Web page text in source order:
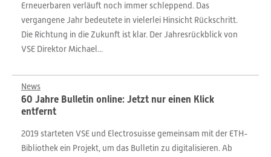
Erneuerbaren verläuft noch immer schleppend. Das
vergangene Jahr bedeutete in vielerlei Hinsicht Rückschritt.
Die Richtung in die Zukunft ist klar. Der Jahresrückblick von
VSE Direktor Michael...
News
60 Jahre Bulletin online: Jetzt nur einen Klick
entfernt
2019 starteten VSE und Electrosuisse gemeinsam mit der ETH-
Bibliothek ein Projekt, um das Bulletin zu digitalisieren. Ab